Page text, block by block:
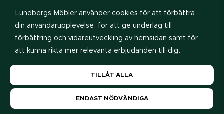
Grey Beige K54
Lundbergs Möbler använder cookies för att förbättra
din användarupplevelse, för att ge underlag till
förbättring och vidareutveckling av hemsidan samt för
att kunna rikta mer relevanta erbjudanden till dig.
personuppgiftspolicy
val i efterhand hittar du den möjligheten i botten på
sidan.
ENDAST NÖDVÄNDIGA
TILLÅT ALLA